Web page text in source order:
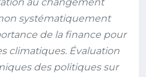
systématiquement
de la finance pour
climatiques. Évaluation
des politiques sur